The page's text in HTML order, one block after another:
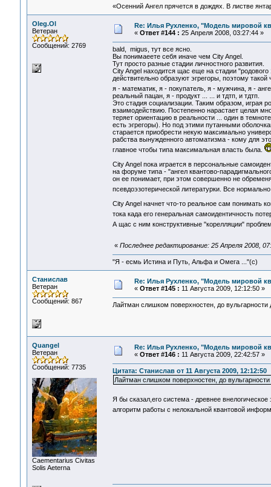
«Осенний Ангел прячется в дождях. В листве
Oleg.Ol
Ветеран
Сообщений: 2769
Re: Илья Рухленко, "Модель мировой
« Ответ #144 : 25 Апреля 2008, 03:27:44 »
bald, migus, тут все ясно.
Вы понимаеете себя иначе чем City Angel.
Тут просто разные стадии личностного развития.
City Angel находится щас еще на стадии
действительно образуют эгрегоры, поэтому
я - математик, я - покупатель, я - мужчина, я -
реальный пацан, я - продукт ... ... и тдтп, и тдтп.
Это стадия социализации. Таким образом, играя
взаимодействию. Постепенно нарастает целая
теряет ориентацию в реальности ... один в
есть эгрегоры). Но под этими путанными
старается приобрести некую максимально
рабства вынужденного автоматизма - кому для
главное чтобы типа максимальная власть была.
City Angel пока играется в персональные
на форуме типа - "ангел квантово-
он ее понимает, при этом совершенно не
псевдоэзотерической литературки. Все
City Angel начнет что-то реальное сам понимать
тока када его генеральная самоидентичность
А щас с ним конструктивные "корелляции"
« Последнее редактирование: 25 Апреля 2008,
"Я - есмь Истина и Путь, Альфа и Омега ..."(с)
Станислав
Ветеран
Сообщений: 867
Re: Илья Рухленко, "Модель мировой
« Ответ #145 : 11 Августа 2009, 12:12:50 »
Лайтман слишком поверхностен, до
Quangel
Ветеран
Сообщений: 7735
Сaementarius Civitas
Solis Aeterna
Re: Илья Рухленко, "Модель мировой
« Ответ #146 : 11 Августа 2009, 22:42:57 »
Цитата: Станислав от 11 Августа 2009, 12:12:50
Лайтман слишком поверхностен, до
Я бы сказал,его система - древнее
алгоритм работы с нелокальной квантовой